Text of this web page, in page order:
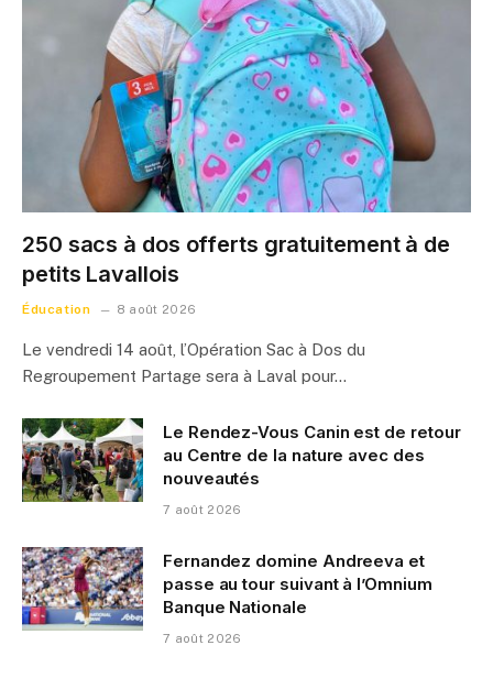
250 sacs à dos offerts gratuitement à de
petits Lavallois
Éducation 8 août 2026
Le vendredi 14 août, l’Opération Sac à Dos du
Regroupement Partage sera à Laval pour…
Le Rendez-Vous Canin est de retour
au Centre de la nature avec des
nouveautés
7 août 2026
Fernandez domine Andreeva et
passe au tour suivant à l’Omnium
Banque Nationale
7 août 2026